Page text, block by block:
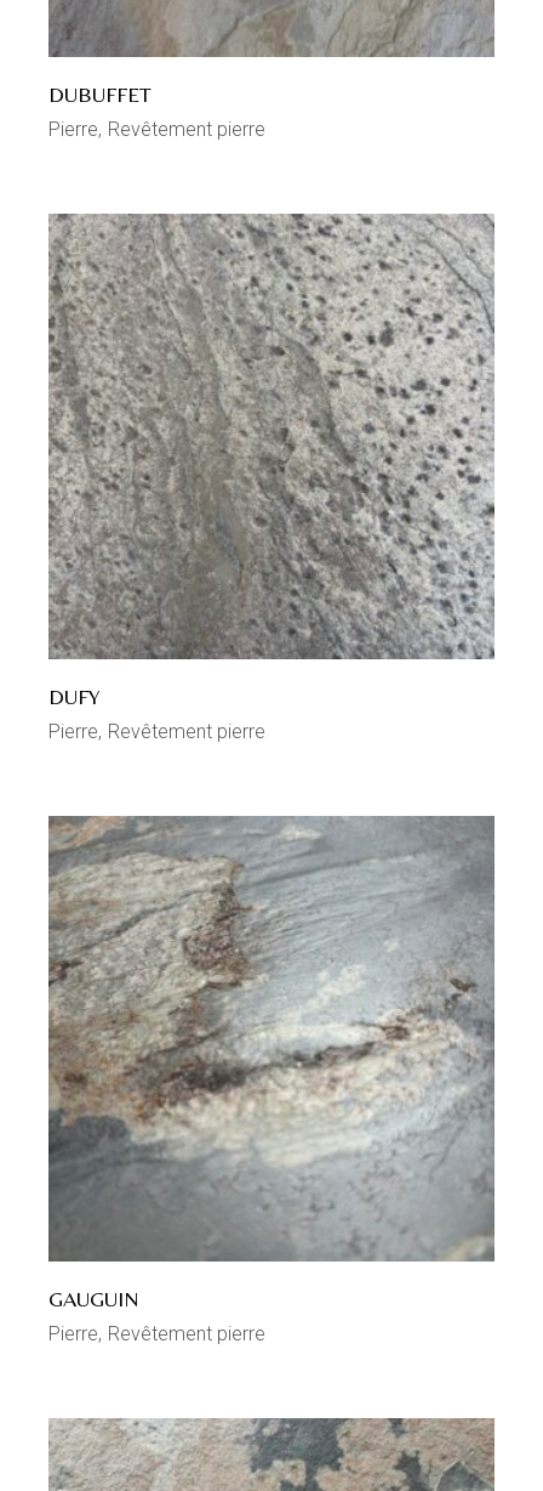
DUBUFFET
Pierre Revêtement pierre
DUFY
Pierre Revêtement pierre
GAUGUIN
Pierre Revêtement pierre